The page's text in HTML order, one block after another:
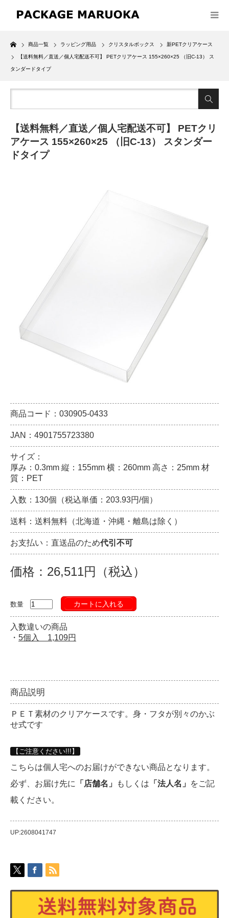
Home
商品一覧 ラッピング用品 クリスタルボックス 新PETクリアケース
【送料無料／直送／個人宅配送不可】 PETクリアケース 155×260×25 （旧C-13） ス
タンダードタイプ
【送料無料／直送／個人宅配送不可】 PETクリ
アケース 155×260×25 （旧C-13） スタンダー
ドタイプ
商品コード：030905-0433
JAN：4901755723380
サイズ：
厚み：0.3mm 縦：155mm 横：260mm 高さ：25mm 材
質：PET
入数：130個（税込単価：203.93円/個）
送料：送料無料（北海道・沖縄・離島は除く）
お支払い：直送品のため代引不可
価格：26,511円（税込）
数量 カートに入れる
入数違いの商品
・ 5個入 1,109円
商品説明
ＰＥＴ素材のクリアケースです。身・フタが別々のかぶ
せ式です
【ご注意ください!!!】
こちらは個人宅へのお届けができない商品となります。
必ず、お届け先に
「店舗名」 もしくは 「法人名」
をご記
載ください。
UP:2608041747